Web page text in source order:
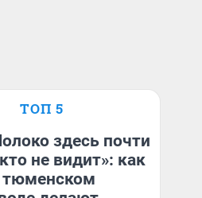
ТОП 5
здесь почти
не видит»: как
тюменском